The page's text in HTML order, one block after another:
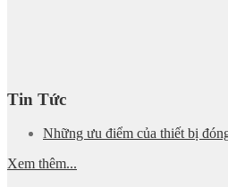
Tin Tức
Những ưu điểm của thiết bị
Xem thêm...